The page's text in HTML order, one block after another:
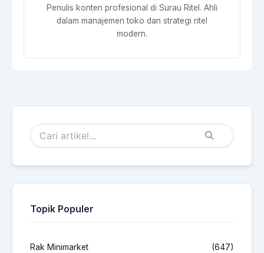
Penulis konten profesional di Surau Ritel. Ahli
dalam manajemen toko dan strategi ritel
modern.
Topik Populer
Rak Minimarket (647)